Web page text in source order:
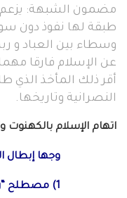
مضمون الشبهة:
طبقة لها نفوذ دون
وسطاء بين العباد و
عن الإسلام فارقا مهما
أقر ذلك المأخذ الذي
النصرانية وتاريخها.
اتهام الإسلام بالكهنوت
وجها إبطال
1) مصطلح